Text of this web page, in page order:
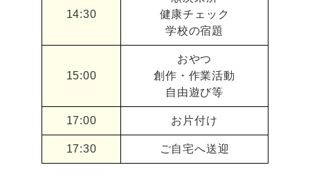
14:30
健康チェック
学校の宿題
15:00
おやつ
創作・作業活動
自由遊び等
17:00 お片付け
17:30 ご自宅へ送迎